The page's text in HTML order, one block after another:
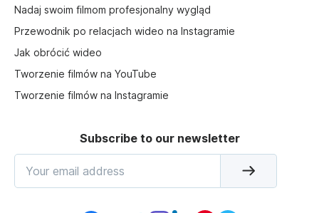
Nadaj swoim filmom profesjonalny wygląd
Przewodnik po relacjach wideo na Instagramie
Jak obrócić wideo
Tworzenie filmów na YouTube
Tworzenie filmów na Instagramie
Subscribe to our newsletter